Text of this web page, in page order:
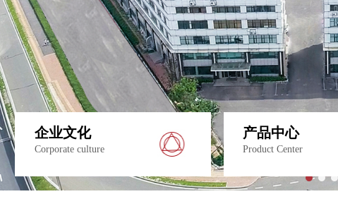
企业文化
Corporate culture
产品中心
Product Center